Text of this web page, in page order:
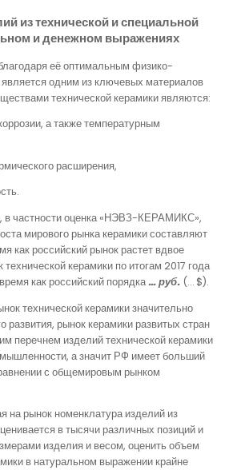
из технической и специальной
и денежном выражениях
её оптимальным физико-
одним из ключевых материалов
технической керамики являются:
а также температурным
расширения,
в частности оценка «НЭВЗ-КЕРАМИКС»,
мирового рынка керамики составляют
как российский рынок растет вдвое
керамики по итогам 2017 года
как российский порядка… руб. (… $).
технической керамики значительно
развития, рынок керамики развитых стран
перечнем изделий технической керамики
а значит РФ имеет больший
с общемировым рынком
на рынок номенклатура изделий из
в тысячи различных позиций и
изделия и весом, оценить объем
в натуральном выражении крайне